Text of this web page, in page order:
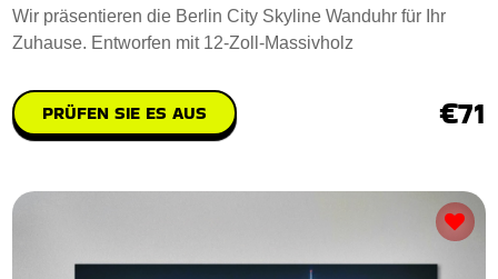
Wir präsentieren die Berlin City Skyline Wanduhr für Ihr
Zuhause. Entworfen mit 12-Zoll-Massivholz
PRÜFEN SIE ES AUS €71